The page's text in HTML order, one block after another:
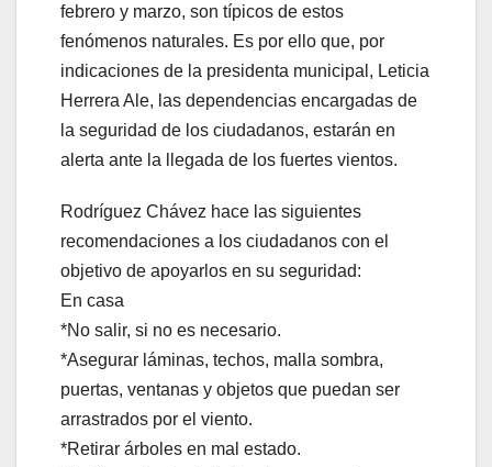
febrero y marzo, son típicos de estos
fenómenos naturales. Es por ello que, por
indicaciones de la presidenta municipal, Leticia
Herrera Ale, las dependencias encargadas de
la seguridad de los ciudadanos, estarán en
alerta ante la llegada de los fuertes vientos.
Rodríguez Chávez hace las siguientes
recomendaciones a los ciudadanos con el
objetivo de apoyarlos en su seguridad:
En casa
*No salir, si no es necesario.
*Asegurar láminas, techos, malla sombra,
puertas, ventanas y objetos que puedan ser
arrastrados por el viento.
*Retirar árboles en mal estado.